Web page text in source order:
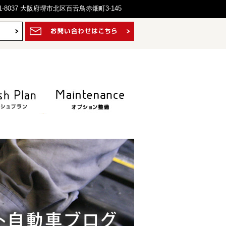
8037 大阪府堺市北区百舌鳥赤畑町3-145